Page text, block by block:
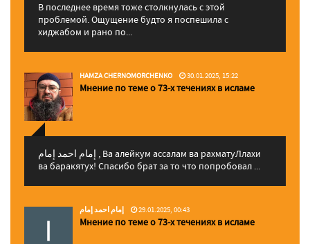
В последнее время тоже столкнулась с этой
проблемой. Ощущение будто я поспешила с
хиджабом и рано по...
HAMZA CHERNOMORCHENKO 30.01.2025, 15:22
Мнение по теме о 73-х течениях в исламе
إمام احمد إمام , Ва алейкум ассалам ва рахматуЛлахи
ва баракятух! Спасибо брат за то что попробовал ...
إمام احمد إمام 29.01.2025, 00:43
Мнение по теме о 73-х течениях в исламе